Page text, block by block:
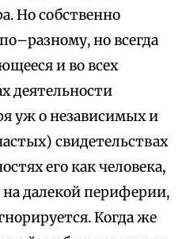
Но собственно
но всегда
и во всех
деятельности
уж о независимых и
свидетельствах
его как человека,
на далекой периферии,
Когда же